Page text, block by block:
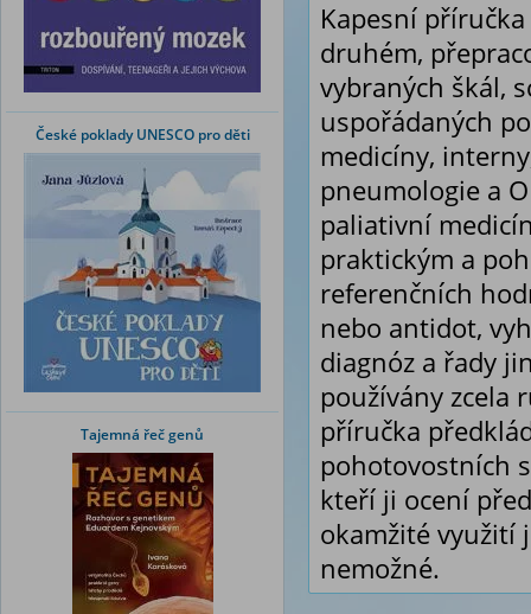
České poklady UNESCO pro děti
Tajemná řeč genů
Kapesní příručka
druhém,
vybraných škál,
uspořádaných
medicíny,
pneumologie a
paliativní
praktickým a
referenčních
nebo antidot,
diagnóz a řady
používány zcela
příručka
pohotovostních
kteří ji ocení
okamžité využití
nemožné.